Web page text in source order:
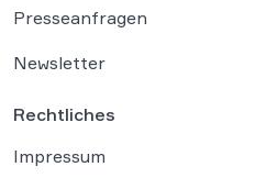
Presseanfragen
Newsletter
Rechtliches
Impressum